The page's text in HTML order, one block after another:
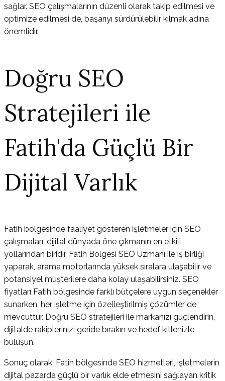
sağlar. SEO çalışmalarının düzenli olarak takip edilmesi ve
optimize edilmesi de, başarıyı sürdürülebilir kılmak adına
önemlidir.
Doğru SEO
Stratejileri ile
Fatih'da Güçlü Bir
Dijital Varlık
Fatih bölgesinde faaliyet gösteren işletmeler için SEO
çalışmaları, dijital dünyada öne çıkmanın en etkili
yollarından biridir. Fatih Bölgesi SEO Uzmanı ile iş birliği
yaparak, arama motorlarında yüksek sıralara ulaşabilir ve
potansiyel müşterilere daha kolay ulaşabilirsiniz. SEO
fiyatları Fatih bölgesinde farklı bütçelere uygun seçenekler
sunarken, her işletme için özelleştirilmiş çözümler de
mevcuttur. Doğru SEO stratejileri ile markanızı güçlendirin,
dijitalde rakiplerinizi geride bırakın ve hedef kitlenizle
buluşun.
Sonuç olarak, Fatih bölgesinde SEO hizmetleri, işletmelerin
dijital pazarda güçlü bir varlık elde etmesini sağlayan kritik